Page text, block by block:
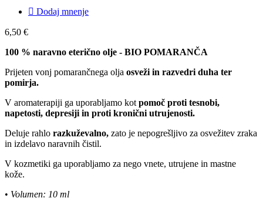
 Dodaj mnenje
6,50 €
100 % naravno eterično olje - BIO POMARANČA
Prijeten vonj pomarančnega olja osveži in razvedri duha ter
pomirja.
V aromaterapiji ga uporabljamo kot pomoč proti tesnobi,
napetosti, depresiji in proti kronični utrujenosti.
Deluje rahlo razkuževalno, zato je nepogrešljivo za osvežitev zraka
in izdelavo naravnih čistil.
V kozmetiki ga uporabljamo za nego vnete, utrujene in mastne
kože.
• Volumen: 10 ml